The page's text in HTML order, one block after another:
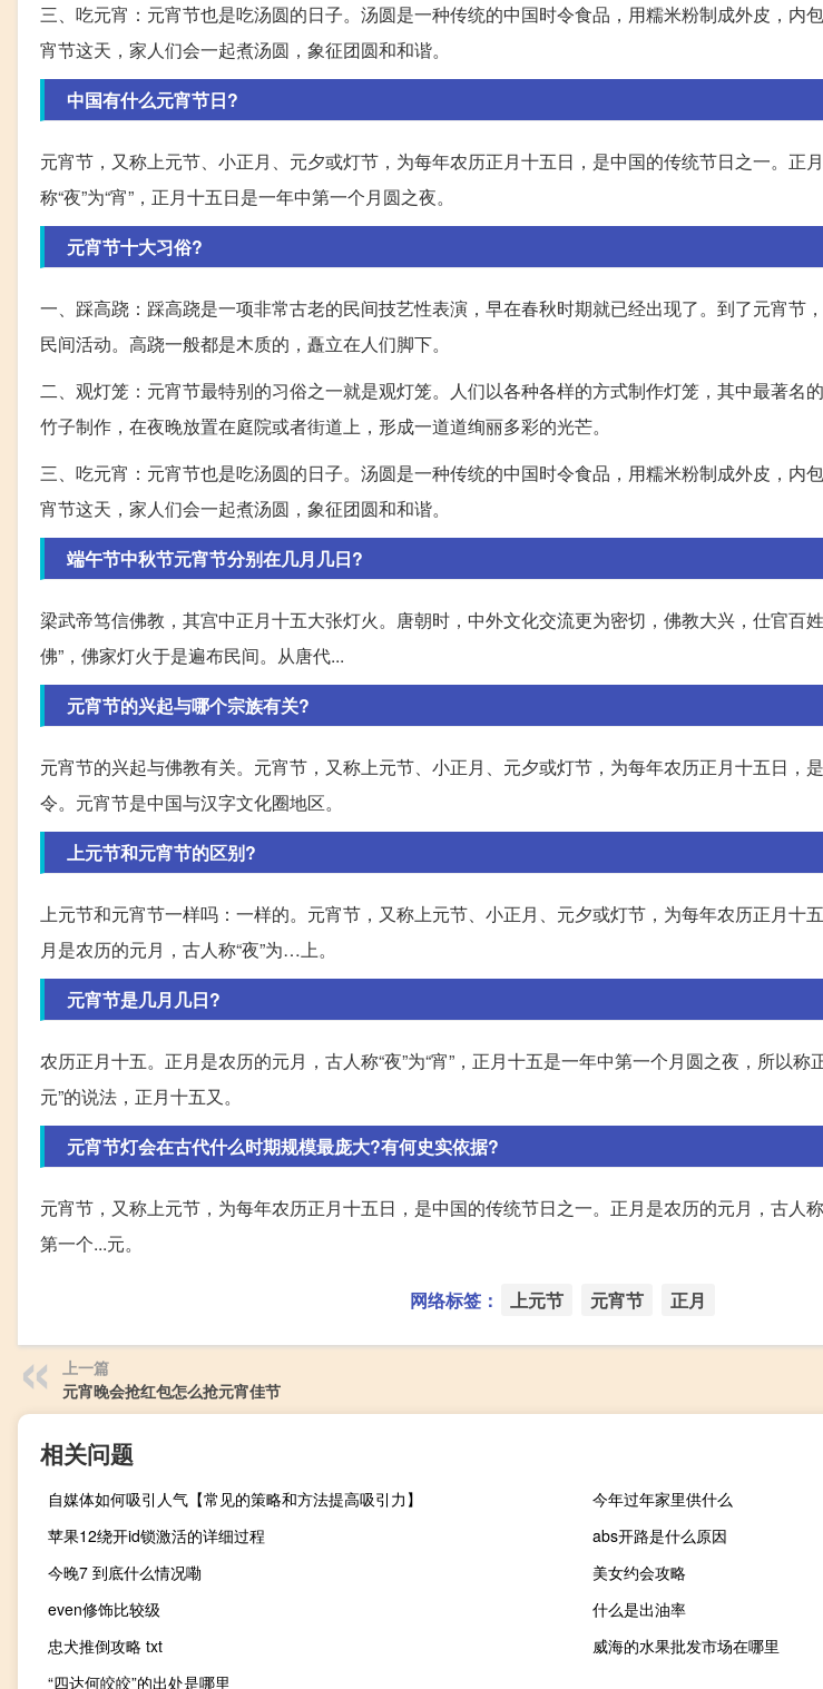
三、吃元宵：元宵节也是吃汤圆的日子。汤圆是一种传统的中国时令食品，用糯米粉制成外皮，内
宵节这天，家人们会一起煮汤圆，象征团圆和和谐。
中国有什么元宵节日?
元宵节，又称上元节、小正月、元夕或灯节，为每年农历正月十五日，是中国的传统节日之一。正
称“夜”为“宵”，正月十五日是一年中第一个月圆之夜。
元宵节十大习俗?
一、踩高跷：踩高跷是一项非常古老的民间技艺性表演，早在春秋时期就已经出现了。到了元宵节
民间活动。高跷一般都是木质的，矗立在人们脚下。
二、观灯笼：元宵节最特别的习俗之一就是观灯笼。人们以各种各样的方式制作灯笼，其中最著名
竹子制作，在夜晚放置在庭院或者街道上，形成一道道绚丽多彩的光芒。
三、吃元宵：元宵节也是吃汤圆的日子。汤圆是一种传统的中国时令食品，用糯米粉制成外皮，内
宵节这天，家人们会一起煮汤圆，象征团圆和和谐。
端午节中秋节元宵节分别在几月几日?
梁武帝笃信佛教，其宫中正月十五大张灯火。唐朝时，中外文化交流更为密切，佛教大兴，仕官百
佛”，佛家灯火于是遍布民间。从唐代...
元宵节的兴起与哪个宗族有关?
元宵节的兴起与佛教有关。元宵节，又称上元节、小正月、元夕或灯节，为每年农历正月十五日，
令。元宵节是中国与汉字文化圈地区。
上元节和元宵节的区别?
上元节和元宵节一样吗：一样的。元宵节，又称上元节、小正月、元夕或灯节，为每年农历正月十
月是农历的元月，古人称“夜”为…上。
元宵节是几月几日?
农历正月十五。正月是农历的元月，古人称“夜”为“宵”，正月十五是一年中第一个月圆之夜，所以称
元”的说法，正月十五又。
元宵节灯会在古代什么时期规模最庞大?有何史实依据?
元宵节，又称上元节，为每年农历正月十五日，是中国的传统节日之一。正月是农历的元月，古人称
第一个...元。
网络标签： 上元节 元宵节 正月
上一篇
元宵晚会抢红包怎么抢元宵佳节
相关问题
自媒体如何吸引人气【常见的策略和方法提高吸引力】
今年过年家里供什么
苹果12绕开id锁激活的详细过程
abs开路是什么原因
今晚7 到底什么情况嘞
美女约会攻略
even修饰比较级
什么是出油率
忠犬推倒攻略 txt
威海的水果批发市场在哪里
“四达何皎皎”的出处是哪里